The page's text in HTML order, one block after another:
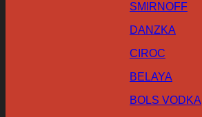
SMIRNOFF
DANZKA
CIROC
BELAYA
BOLS VODKA